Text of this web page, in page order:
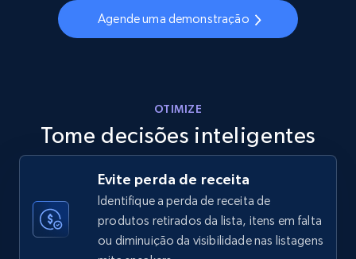
URL, Final price, Sku, Currency, Gtin,
Specifications, Image urls, Top reviews, and
using sku numbers
URL, Final price, Sku, Currency, Gtin,
Specifications, Image urls, Top reviews, and
Agende uma demonstração
OTIMIZE
Tome decisões inteligentes
Evite perda de receita
Identifique a perda de receita de
produtos retirados da lista, itens em falta
ou diminuição da visibilidade nas listagens